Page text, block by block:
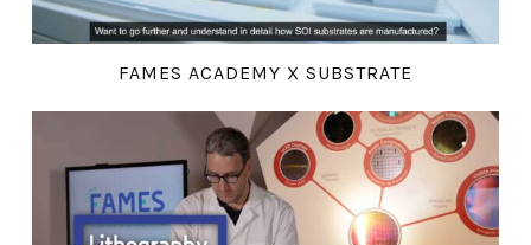
FAMES ACADEMY X SUBSTRATE